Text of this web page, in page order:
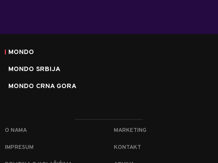
MONDO
MONDO SRBIJA
MONDO CRNA GORA
O NAMA MARKETING
IMPRESUM KONTAKT